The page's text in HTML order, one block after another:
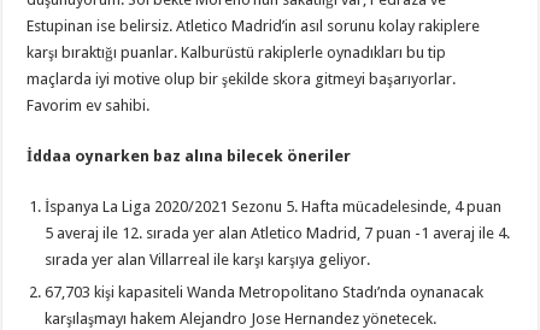
Estupinan ise belirsiz. Atletico Madrid’in asıl sorunu kolay rakiplere
karşı bıraktığı puanlar. Kalburüstü rakiplerle oynadıkları bu tip
maçlarda iyi motive olup bir şekilde skora gitmeyi başarıyorlar.
Favorim ev sahibi.
İddaa oynarken baz alına bilecek öneriler
İspanya La Liga 2020/2021 Sezonu 5. Hafta mücadelesinde, 4 puan
5 averaj ile 12. sırada yer alan Atletico Madrid, 7 puan -1 averaj ile 4.
sırada yer alan Villarreal ile karşı karşıya geliyor.
67,703 kişi kapasiteli Wanda Metropolitano Stadı’nda oynanacak
karşılaşmayı hakem Alejandro Jose Hernandez yönetecek.